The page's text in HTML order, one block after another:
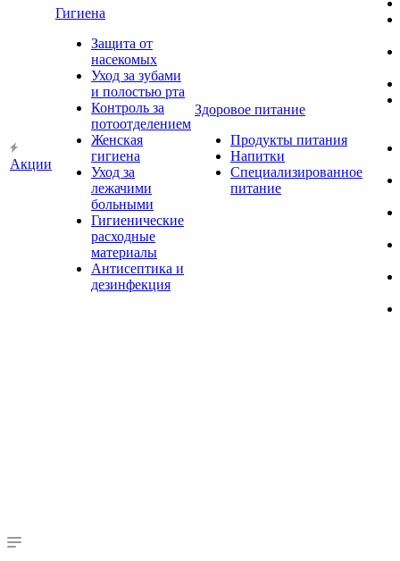
Акции
Гигиена
Защита от
насекомых
Уход за зубами
и полостью рта
Контроль за
потоотделением
Женская
гигиена
Уход за
лежачими
больными
Гигиенические
расходные
материалы
Антисептика и
дезинфекция
Здоровое питание
Продукты питания
Напитки
Специализированное
питание